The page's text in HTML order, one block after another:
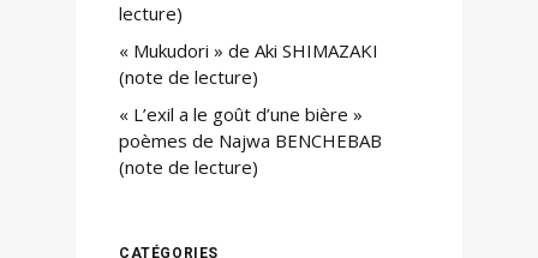
lecture)
« Mukudori » de Aki SHIMAZAKI
(note de lecture)
« L’exil a le goût d’une bière »
poèmes de Najwa BENCHEBAB
(note de lecture)
CATÉGORIES